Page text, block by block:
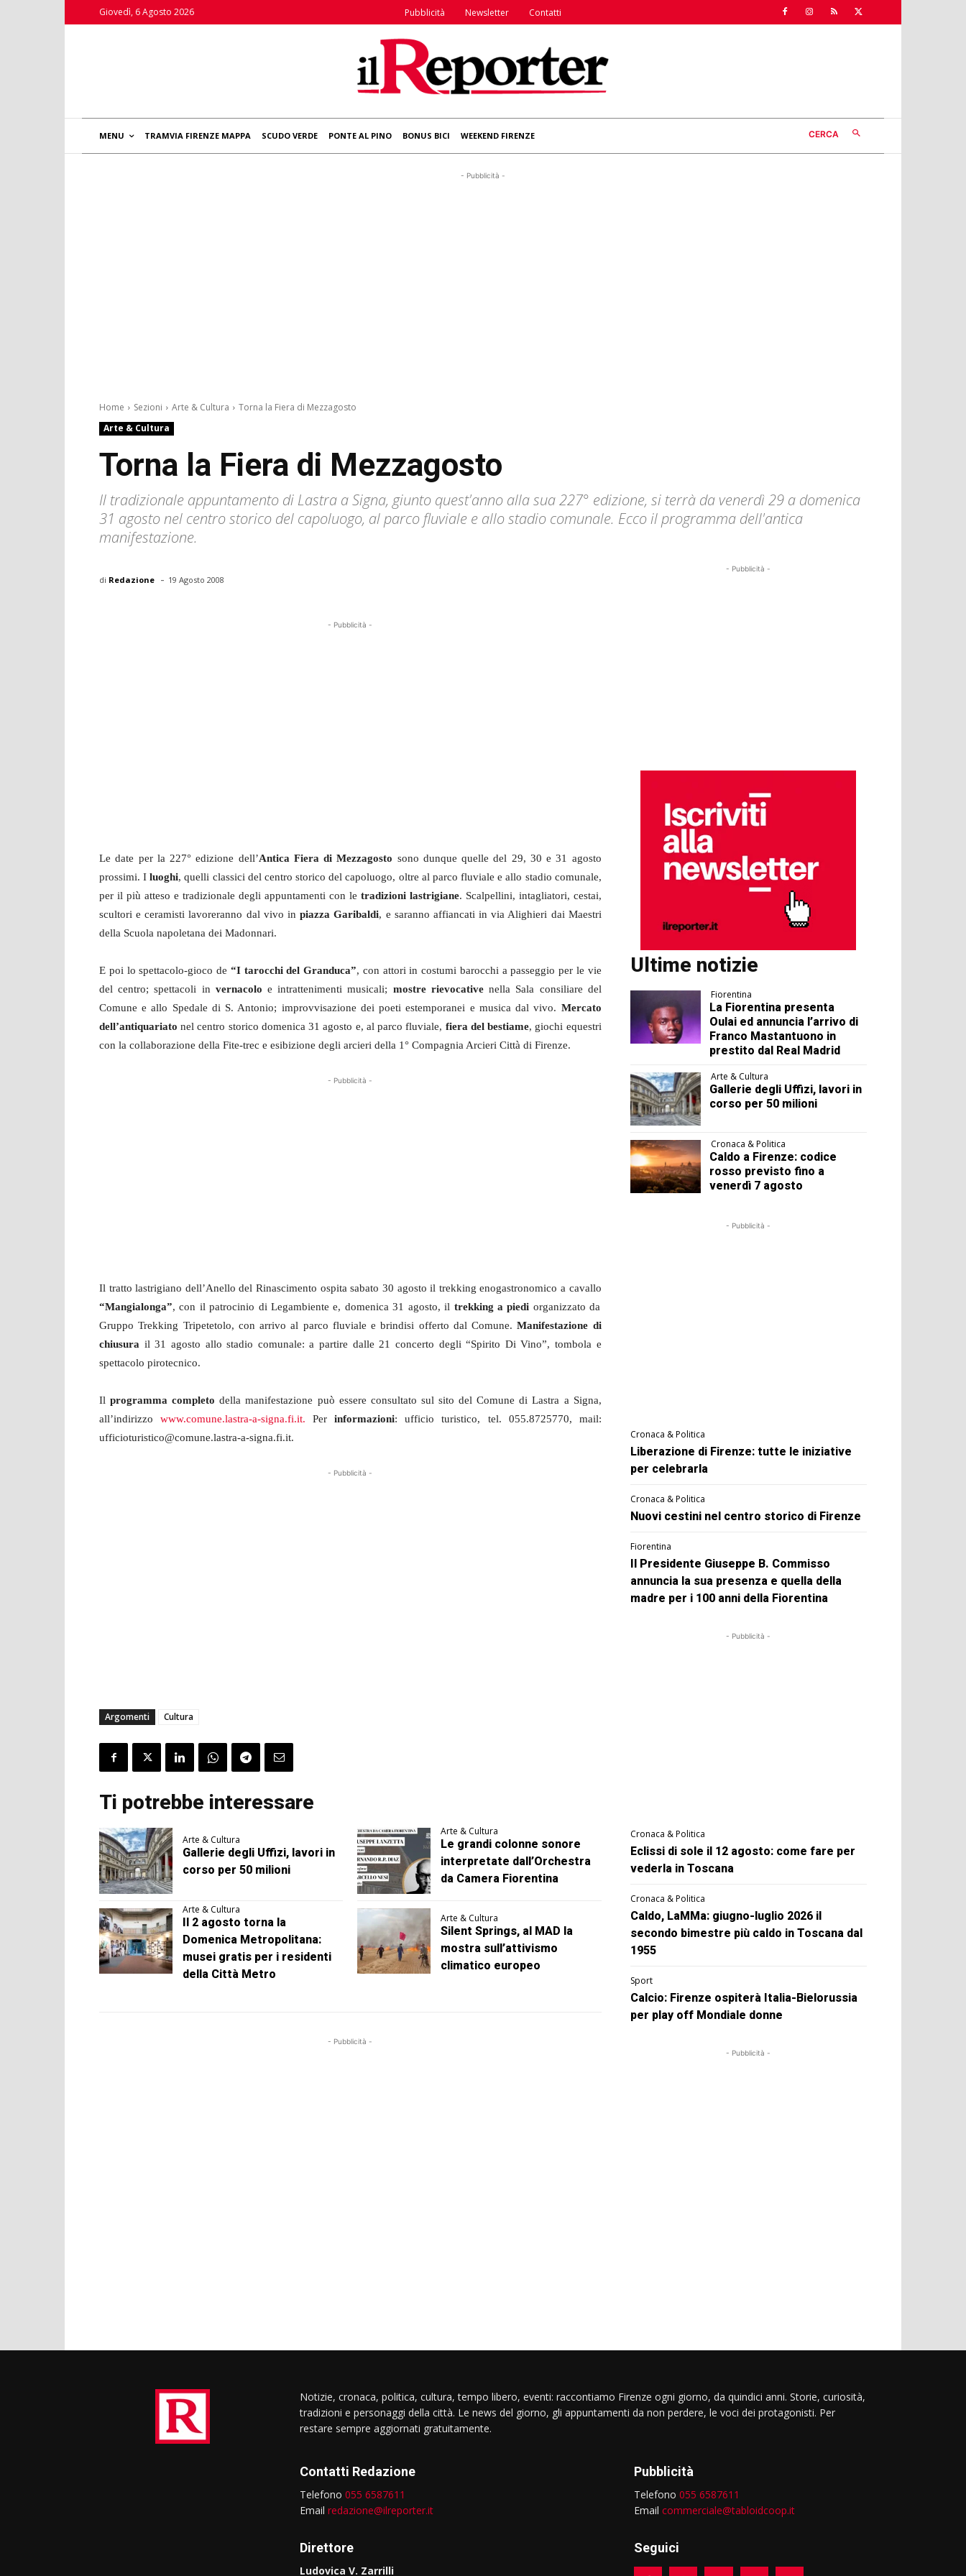
Giovedì, 6 Agosto 2026 Pubblicità Newsletter Contatti
MENU TRAMVIA FIRENZE MAPPA SCUDO VERDE PONTE AL PINO BONUS BICI WEEKEND FIRENZE CERCA
- Pubblicità -
Home Sezioni Arte & Cultura
Torna la Fiera di Mezzagosto
Arte & Cultura
Torna la Fiera di Mezzagosto
Il tradizionale appuntamento di Lastra a Signa, giunto quest'anno alla sua 227° edizione, si terrà da venerdì 29 a domenica
31 agosto nel centro storico del capoluogo, al parco fluviale e allo stadio comunale. Ecco il programma dell'antica
manifestazione.
di Redazione - 19 Agosto 2008
- Pubblicità -
Le date per la 227° edizione dell’Antica Fiera di Mezzagosto sono dunque quelle del 29, 30 e 31 agosto
prossimi. Iluoghi, quelli classici del centro storico del capoluogo, oltre al parco fluviale e allo stadio comunale,
per il più atteso e tradizionale degli appuntamenti con le tradizioni lastrigiane. Scalpellini, intagliatori, cestai,
scultori e ceramisti lavoreranno dal vivo inpiazza Garibaldi, e saranno affiancati in via Alighieri dai Maestri
della Scuola napoletana dei Madonnari.
E poi lo spettacolo-gioco de “I tarocchi del Granduca”, con attori in costumi barocchi a passeggio per le vie
del centro; spettacoli in vernacoloe intrattenimenti musicali; mostre rievocativenella Sala consiliare del
Comune e allo Spedale di S. Antonio; improvvisazione dei poeti estemporanei e musica dal vivo. Mercato
dell’antiquariato nel centro storico domenica 31 agosto e, al parco fluviale, fiera del bestiame, giochi equestri
con la collaborazione della Fite-trec e esibizione degli arcieri della 1° Compagnia Arcieri Città di Firenze.
- Pubblicità -
Il tratto lastrigiano dell’Anello del Rinascimento ospita sabato 30 agosto il trekking enogastronomico a cavallo
“Mangialonga”, con il patrocinio di Legambiente e, domenica 31 agosto, il trekking a piedi organizzato da
Gruppo Trekking Tripetetolo, con arrivo al parco fluviale e brindisi offerto dal Comune.Manifestazione di
chiusura il 31 agosto allo stadio comunale: a partire dalle 21 concerto degli “Spirito Di Vino”, tombola e
spettacolo pirotecnico.
Ilprogramma completo della manifestazione può essere consultato sul sito del Comune di Lastra a Signa,
all’indirizzowww.comune.lastra-a-signa.fi.it. Perinformazioni: ufficio turistico, tel. 055.8725770, mail:
ufficioturistico@comune.lastra-a-signa.fi.it.
- Pubblicità -
Argomenti Cultura
Ti potrebbe interessare
Arte & Cultura
Gallerie degli Uffizi, lavori in
corso per 50 milioni
Arte & Cultura
Le grandi colonne sonore
interpretate dall’Orchestra
da Camera Fiorentina
Arte & Cultura
Il 2 agosto torna la
Domenica Metropolitana:
musei gratis per i residenti
della Città Metro
Arte & Cultura
Silent Springs, al MAD la
mostra sull’attivismo
climatico europeo
- Pubblicità -
- Pubblicità -
Ultime notizie
Fiorentina
La Fiorentina presenta
Oulai ed annuncia l’arrivo di
Franco Mastantuono in
prestito dal Real Madrid
Arte & Cultura
Gallerie degli Uffizi, lavori in
corso per 50 milioni
Cronaca & Politica
Caldo a Firenze: codice
rosso previsto fino a
venerdì 7 agosto
- Pubblicità -
Cronaca & Politica
Liberazione di Firenze: tutte le iniziative
per celebrarla
Cronaca & Politica
Nuovi cestini nel centro storico di Firenze
Fiorentina
Il Presidente Giuseppe B. Commisso
annuncia la sua presenza e quella della
madre per i 100 anni della Fiorentina
- Pubblicità -
Cronaca & Politica
Eclissi di sole il 12 agosto: come fare per
vederla in Toscana
Cronaca & Politica
Caldo, LaMMa: giugno-luglio 2026 il
secondo bimestre più caldo in Toscana dal
1955
Sport
Calcio: Firenze ospiterà Italia-Bielorussia
per play off Mondiale donne
- Pubblicità -
Notizie, cronaca, politica, cultura, tempo libero, eventi: raccontiamo Firenze ogni giorno, da quindici anni. Storie, curiosità,
tradizioni e personaggi della città. Le news del giorno, gli appuntamenti da non perdere, le voci dei protagonisti. Per
restare sempre aggiornati gratuitamente.
Contatti Redazione
Telefono 055 6587611
Email redazione@ilreporter.it
Direttore
Ludovica V. Zarrilli
Pubblicità
Telefono 055 6587611
Email commerciale@tabloidcoop.it
Seguici